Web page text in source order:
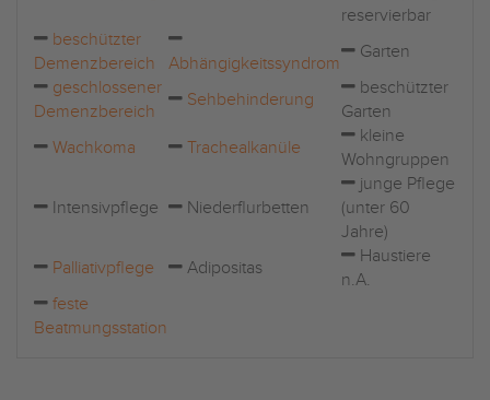
reservierbar
beschützter
Demenzbereich
Abhängigkeitssyndrom
Garten
geschlossener
Demenzbereich
Sehbehinderung
beschützter
Garten
Wachkoma
Trachealkanüle
kleine
Wohngruppen
Intensivpflege Niederflurbetten
junge Pflege
(unter 60
Jahre)
Palliativpflege
Adipositas
Haustiere
n.A.
feste
Beatmungsstation